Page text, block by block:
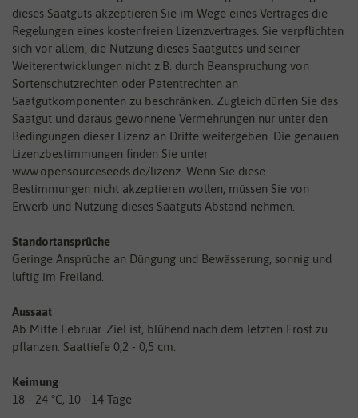
dieses Saatguts akzeptieren Sie im Wege eines Vertrages die
Regelungen eines kostenfreien Lizenzvertrages. Sie verpflichten
sich vor allem, die Nutzung dieses Saatgutes und seiner
Weiterentwicklungen nicht z.B. durch Beanspruchung von
Sortenschutzrechten oder Patentrechten an
Saatgutkomponenten zu beschränken. Zugleich dürfen Sie das
Saatgut und daraus gewonnene Vermehrungen nur unter den
Bedingungen dieser Lizenz an Dritte weitergeben. Die genauen
Lizenzbestimmungen finden Sie unter
www.opensourceseeds.de/lizenz. Wenn Sie diese
Bestimmungen nicht akzeptieren wollen, müssen Sie von
Erwerb und Nutzung dieses Saatguts Abstand nehmen.
Standortansprüche
Geringe Ansprüche an Düngung und Bewässerung, sonnig und
luftig im Freiland.
Aussaat
Ab Mitte Februar. Ziel ist, blühend nach dem letzten Frost zu
pflanzen. Saattiefe 0,2 - 0,5 cm.
Keimung
18 - 24 °C, 10 - 14 Tage